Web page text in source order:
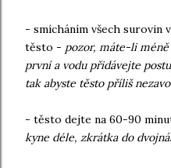
- smícháním všech surovin
těsto - pozor, máte-li
první a vodu přidávejte
tak abyste těsto příliš
- těsto dejte na 60-90
kyne déle, zkrátka do